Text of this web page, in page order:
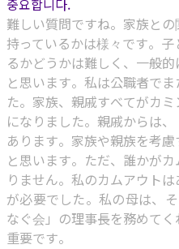
중요합니다.
難しい質問ですね。家族と
持っているかは様々です。
るかどうかは難しく、一般
と思います。私は公職者で
た。家族、親戚すべてがカ
になりました。親戚からは
あります。家族や親族を考
と思います。ただ、誰かが
りません。私のカムアウト
が必要でした。私の母は、
なぐ会」の理事長を務めて
重要です。